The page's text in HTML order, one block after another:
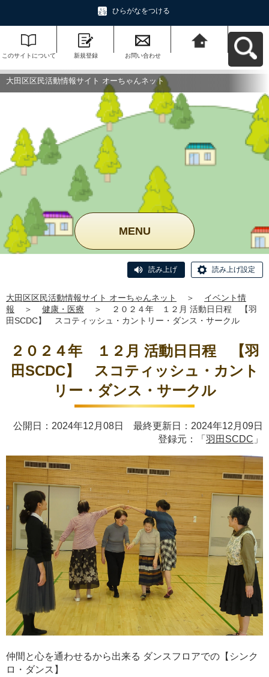
ひらがなをつける
このサイトについて 新規登録 お問い合わせ
ットへ戻る
大田区区民活動情報サイト オーちゃんネット
MENU
読み上げ 読み上げ設定
大田区区民活動情報サイト オーちゃんネット ＞
イベント情
報
＞ 健康・医療 ＞
２０２４年 １２月 活動日日程 【羽
田SCDC】 スコティッシュ・カントリー・ダンス・サークル
２０２４年 １２月 活動日日程 【羽
田SCDC】 スコティッシュ・カント
リー・ダンス・サークル
公開日：2024年12月08日 最終更新日：2024年12月09日
登録元：「 羽田SCDC 」
仲間と心を通わせるから出来る ダンスフロアでの【シンク
ロ・ダンス】